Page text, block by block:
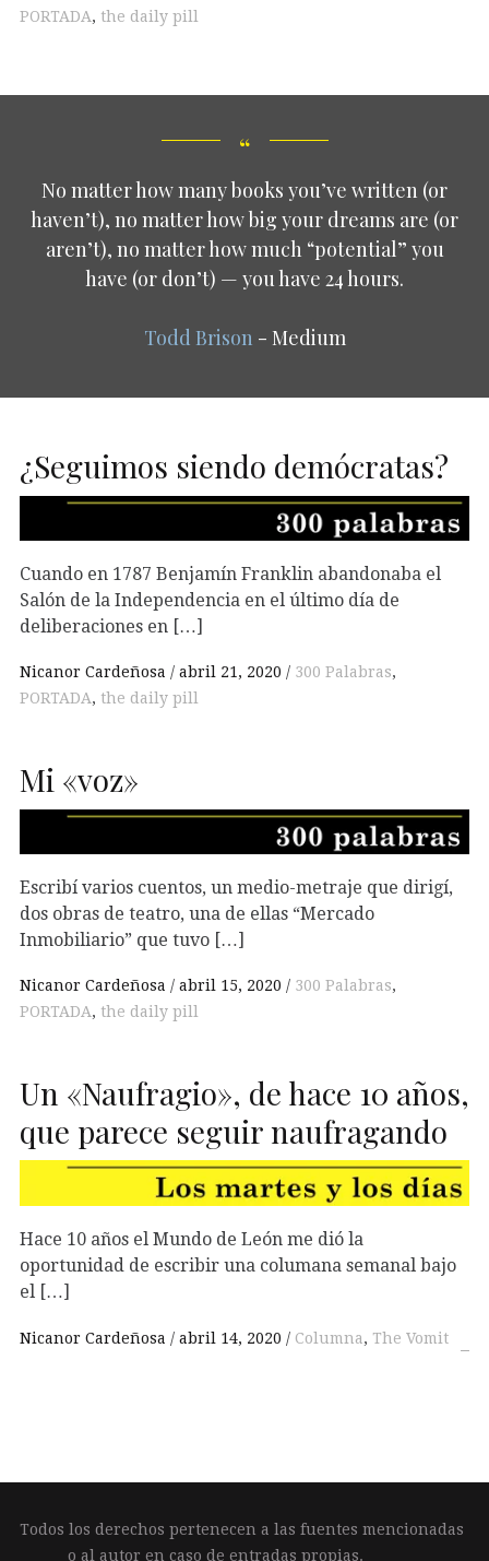
PORTADA, the daily pill
No matter how many books you’ve written (or
haven’t), no matter how big your dreams are (or
aren’t), no matter how much “potential” you
have (or don’t) — you have 24 hours.
Todd Brison - Medium
¿Seguimos siendo demócratas?
Cuando en 1787 Benjamín Franklin abandonaba el
Salón de la Independencia en el último día de
deliberaciones en […]
Nicanor Cardeñosa abril 21, 2020 300 Palabras,
PORTADA, the daily pill
Mi «voz»
Escribí varios cuentos, un medio-metraje que dirigí,
dos obras de teatro, una de ellas “Mercado
Inmobiliario” que tuvo […]
Nicanor Cardeñosa abril 15, 2020 300 Palabras,
PORTADA, the daily pill
Un «Naufragio», de hace 10 años,
que parece seguir naufragando
Hace 10 años el Mundo de León me dió la
oportunidad de escribir una columana semanal bajo
el […]
Nicanor Cardeñosa abril 14, 2020 Columna, The Vomit
Todos los derechos pertenecen a las fuentes mencionadas
o al autor en caso de entradas propias.